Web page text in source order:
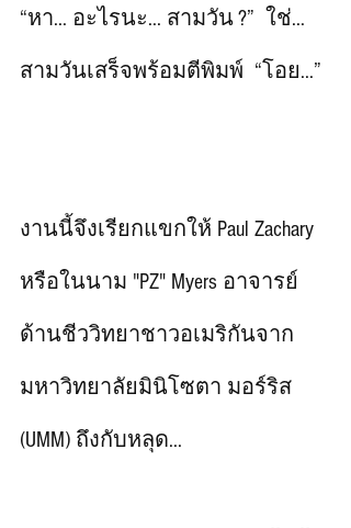
“หา... อะไรนะ... สามวัน ?”  ใช่...
สามวันเสร็จพร้อมตีพิมพ์  “โอย...”
งานนี้จึงเรียกแขกให้ Paul Zachary
หรือในนาม "PZ" Myers อาจารย์
ด้านชีววิทยาชาวอเมริกันจาก
มหาวิทยาลัยมินิโซตา มอร์ริส
(UMM) ถึงกับหลุด...